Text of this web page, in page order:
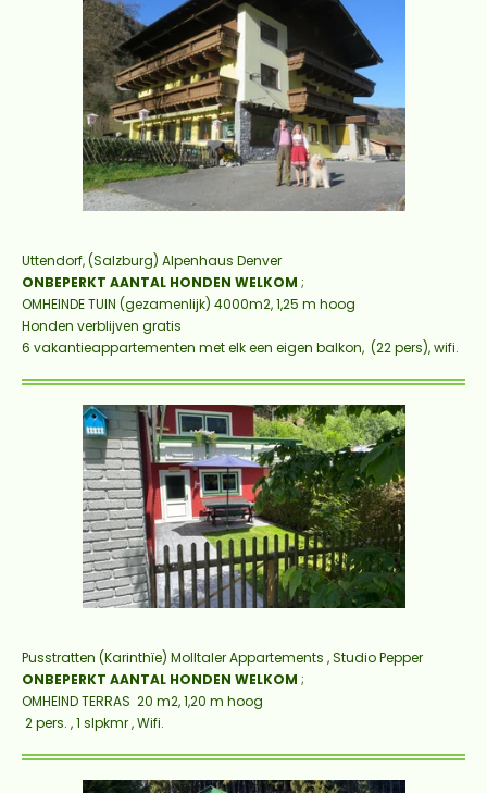
Uttendorf, (Salzburg) Alpenhaus Denver
ONBEPERKT AANTAL HONDEN WELKOM ;
OMHEINDE TUIN (gezamenlijk) 4000m2, 1,25 m hoog
Honden verblijven gratis
6 vakantieappartementen met elk een eigen balkon, (22 pers), wifi.
Pusstratten (Karinthïe) Molltaler Appartements , Studio Pepper
ONBEPERKT AANTAL HONDEN WELKOM ;
OMHEIND TERRAS 20 m2, 1,20 m hoog
2 pers. , 1 slpkmr , Wifi.